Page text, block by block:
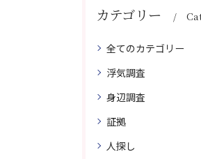
カテゴリー
全てのカテゴリー
浮気調査
身辺調査
証拠
人探し